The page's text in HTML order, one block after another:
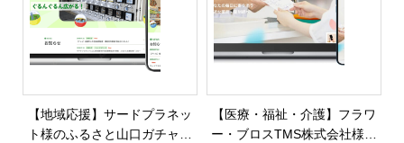
【地域応援】サードプラネッ
ト様のふるさと山口ガチャサ
【医療・福祉・介護】フラワ
ー・ブロスTMS株式会社様の